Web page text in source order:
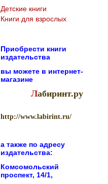
Детские книги
Книги для взрослых
Приобрести книги
издательства
вы можете в интернет-
магазине
Лабиринт.ру
http://www.labirint.ru/
а также по адресу
издательства:
Комсомольский
проспект, 14/1,